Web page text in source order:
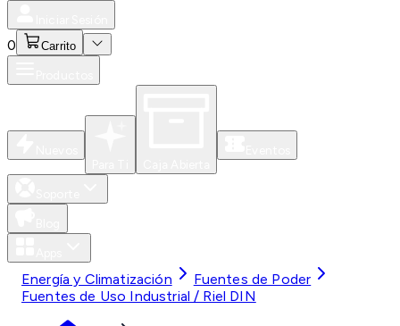
0 Carrito
Energía y Climatización
Fuentes de Poder
Fuentes de Uso Industrial / Riel DIN